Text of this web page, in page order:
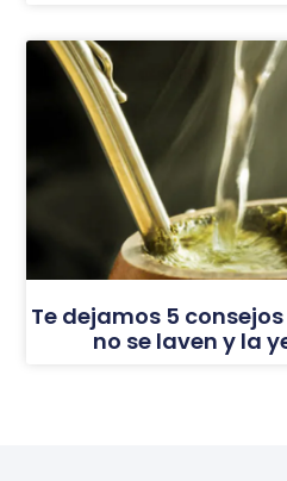
Te dejamos 5
no se laven y la